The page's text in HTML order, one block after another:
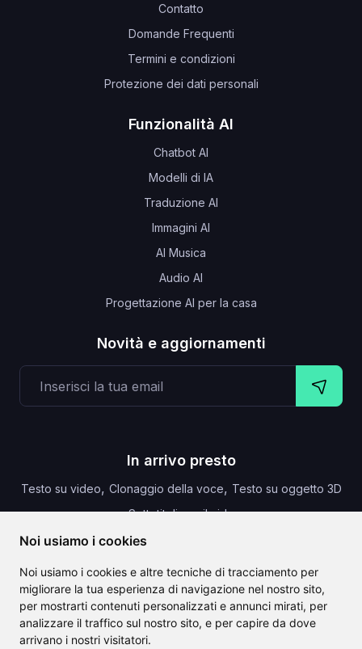
Noi usiamo i cookies
Noi usiamo i cookies e altre tecniche di tracciamento per
migliorare la tua esperienza di navigazione nel nostro sito,
per mostrarti contenuti personalizzati e annunci mirati, per
analizzare il traffico sul nostro sito, e per capire da dove
arrivano i nostri visitatori.
Contatto
Domande Frequenti
Termini e condizioni
Protezione dei dati personali
Funzionalità AI
Chatbot AI
Modelli di IA
Traduzione AI
Immagini AI
AI Musica
Audio AI
Progettazione AI per la casa
Novità e aggiornamenti
In arrivo presto
Testo su video, Clonaggio della voce, Testo su oggetto 3D
,Sottotitoli per il video
CLAILA combina tutte le migliori funzionalità di intelligenza
artificiale disponibili a livello mondiale